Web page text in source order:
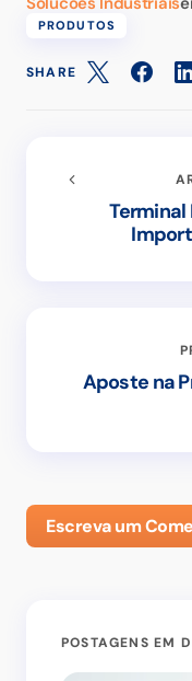
PRODUTOS
SHARE
Aposte na
Escreva um
POSTAGENS EM